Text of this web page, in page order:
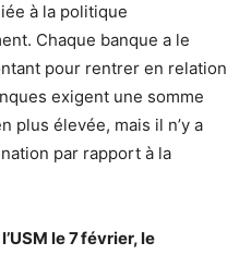
à la politique
Chaque banque a le
pour rentrer en relation
exigent une somme
plus élevée, mais il n’y a
par rapport à la
le 7 février, le